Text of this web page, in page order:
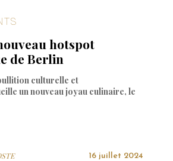
hotspot
de Berlin
culturelle et
un nouveau joyau culinaire, le
16 juillet 2024